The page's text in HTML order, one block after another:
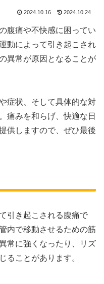
2024.10.16 2024.10.24
腹痛や不快感に困ってい
動によって引き起こされ
異常が原因となることが
症状、そして具体的な対
痛みを和らげ、快適な日
供しますので、ぜひ最後
引き起こされる腹痛で
内で移動させるための筋
常に強くなったり、リズ
ることがあります。